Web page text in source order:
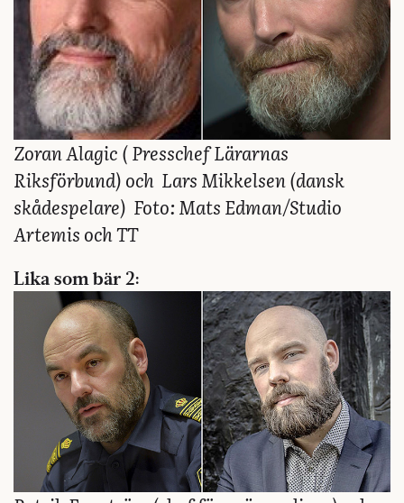
Zoran Alagic ( Presschef Lärarnas
Riksförbund) och Lars Mikkelsen (dansk
skådespelare) Foto: Mats Edman/Studio
Artemis och TT
Lika som bär 2: